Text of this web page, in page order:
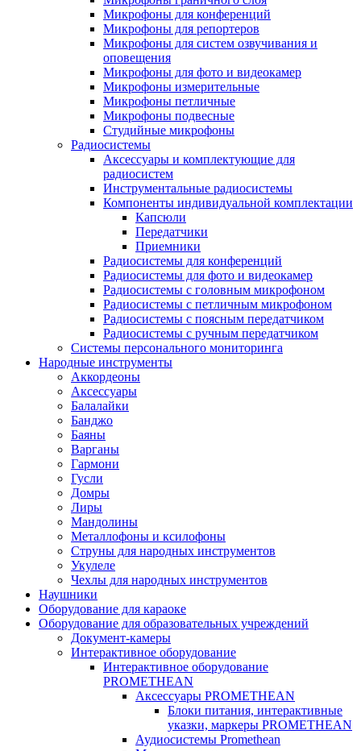
Микрофоны для конференций
Микрофоны для репортеров
Микрофоны для систем озвучивания и
оповещения
Микрофоны для фото и видеокамер
Микрофоны измерительные
Микрофоны петличные
Микрофоны подвесные
Студийные микрофоны
Радиосистемы
Аксессуары и комплектующие для
радиосистем
Инструментальные радиосистемы
Компоненты индивидуальной комплектации
Капсюли
Передатчики
Приемники
Радиосистемы для конференций
Радиосистемы для фото и видеокамер
Радиосистемы с головным микрофоном
Радиосистемы с петличным микрофоном
Радиосистемы с поясным передатчиком
Радиосистемы с ручным передатчиком
Системы персонального мониторинга
Народные инструменты
Аккордеоны
Аксессуары
Балалайки
Банджо
Баяны
Варганы
Гармони
Гусли
Домры
Лиры
Мандолины
Металлофоны и ксилофоны
Струны для народных инструментов
Укулеле
Чехлы для народных инструментов
Наушники
Оборудование для караоке
Оборудование для образовательных учреждений
Документ-камеры
Интерактивное оборудование
Интерактивное оборудование
PROMETHEAN
Аксессуары PROMETHEAN
Блоки питания, интерактивные
указки, маркеры PROMETHEAN
Аудиосистемы Promethean